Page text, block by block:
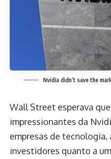
Nvidia didn’t save the
Wall Street esperava
impressionantes da
empresas de tecnologia,
investidores quanto a